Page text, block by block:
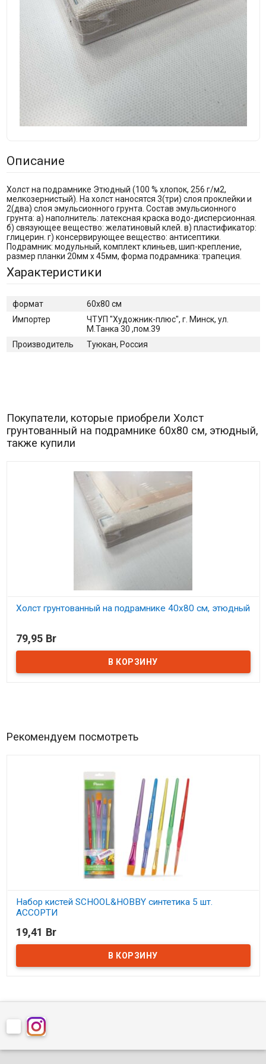
Описание
Холст на подрамнике Этюдный (100 % хлопок, 256 г/м2,
мелкозернистый). На холст наносятся 3(три) слоя проклейки и
2(два) слоя эмульсионного грунта. Состав эмульсионного
грунта: а) наполнитель: латексная краска водо-дисперсионная.
б) связующее вещество: желатиновый клей. в) пластификатор:
глицерин. г) консервирующее вещество: антисептики.
Подрамник: модульный, комплект клиньев, шип-крепление,
размер планки 20мм х 45мм, форма подрамника: трапеция.
Характеристики
формат
60х80 см
Импортер
ЧТУП "Художник-плюс", г. Минск, ул.
М.Танка 30 ,пом.39
Производитель
Туюкан, Россия
Покупатели, которые приобрели Холст
грунтованный на подрамнике 60х80 см, этюдный,
также купили
Холст грунтованный на подрамнике 40х80 см, этюдный
79,95 Br
Рекомендуем посмотреть
Набор кистей SCHOOL&HOBBY синтетика 5 шт.
АССОРТИ
В наличии
19,41 Br